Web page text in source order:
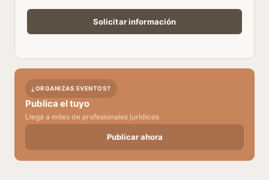
¿ORGANIZAS EVENTOS?
Publica el tuyo
Llega a miles de profesionales jurídicos
Publicar ahora